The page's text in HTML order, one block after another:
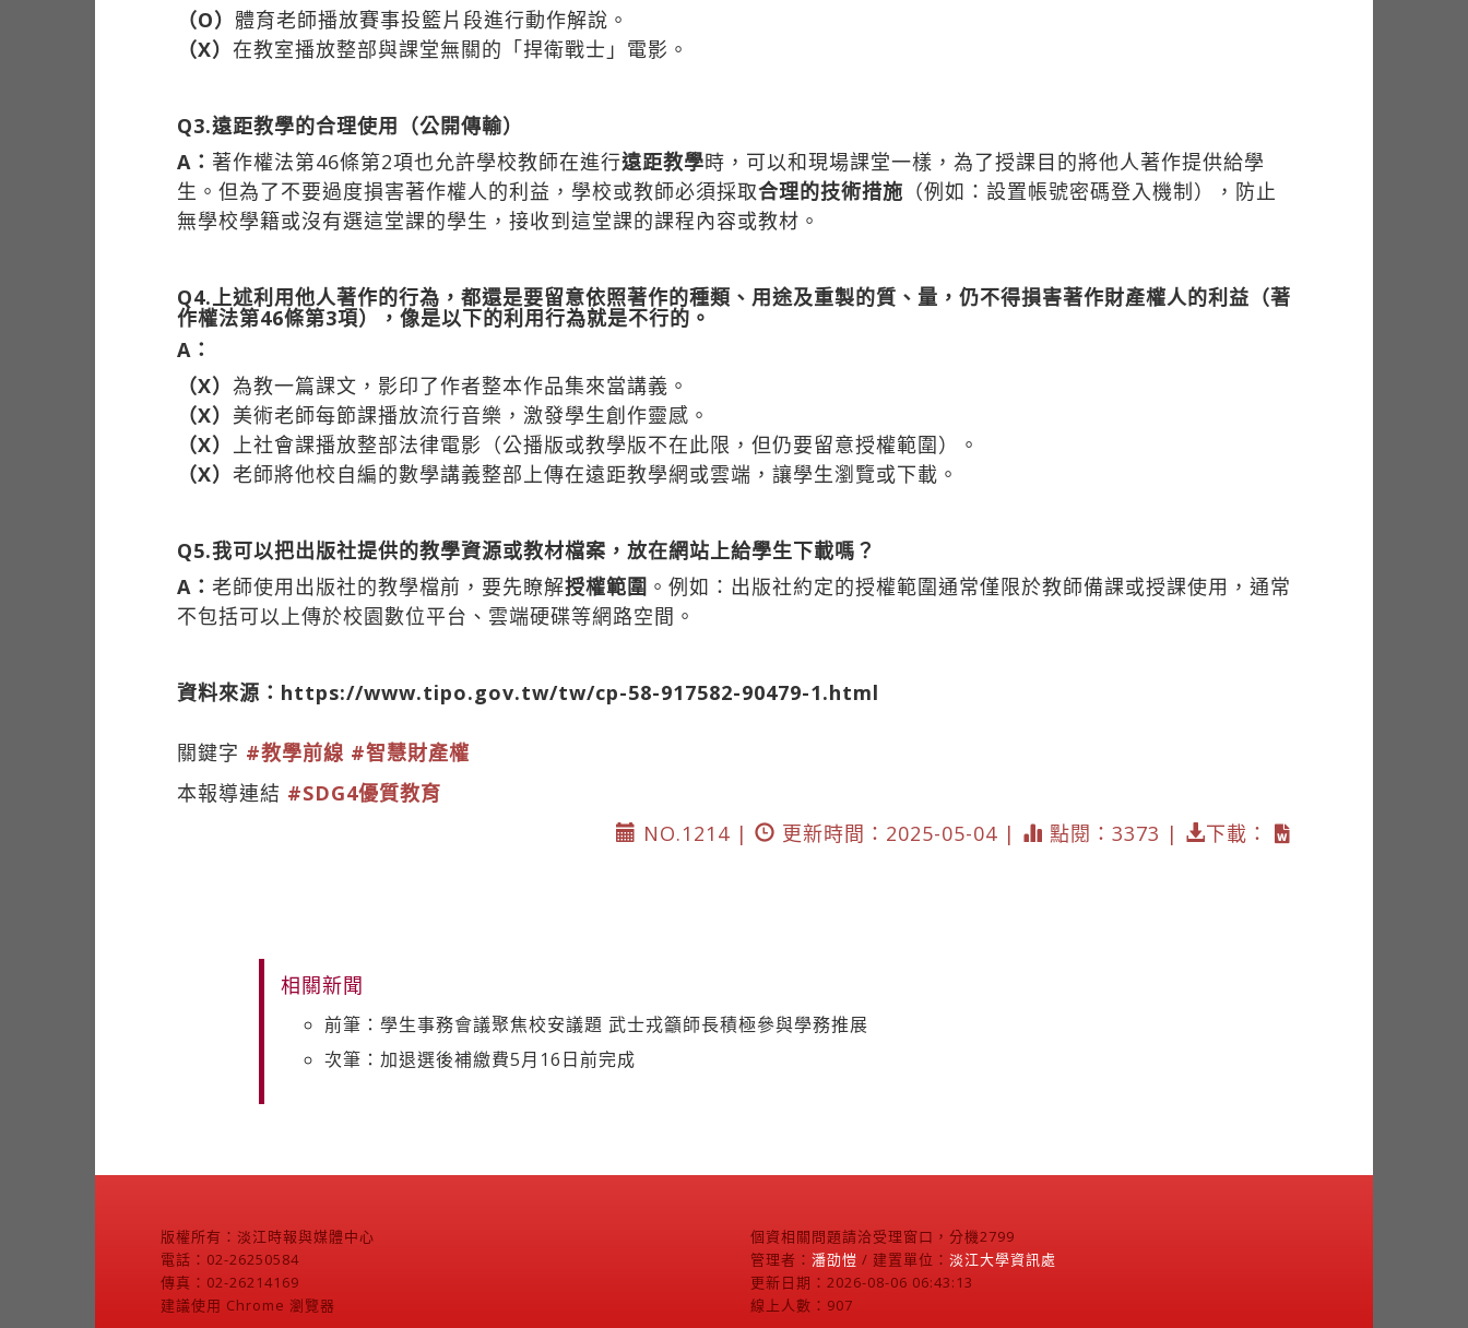
（O） 體育老師播放賽事投籃片段進行動作解說。
（X） 在教室播放整部與課堂無關的「捍衛戰士」電影。
Q3.遠距教學的合理使用（公開傳輸）
A： 著作權法第46條第2項也允許學校教師在進行遠距教學時，可以和現場課堂一樣，為了授課目的將他人著作提供給學
生。但為了不要過度損害著作權人的利益，學校或教師必須採取合理的技術措施 （例如：設置帳號密碼登入機制），防止
無學校學籍或沒有選這堂課的學生，接收到這堂課的課程內容或教材。
Q4.上述利用他人著作的行為，都還是要留意依照著作的種類、用途及重製的質、量，仍不得損害著作財產權人的利益（著
作權法第46條第3項），像是以下的利用行為就是不行的。
A：
（X） 為教一篇課文，影印了作者整本作品集來當講義。
（X） 美術老師每節課播放流行音樂，激發學生創作靈感。
（X）
上社會課播放整部法律電影（公播版或教學版不在此限，但仍要留意授權範圍）。
（X） 老師將他校自編的數學講義整部上傳在遠距教學網或雲端，讓學生瀏覽或下載。
Q5.我可以把出版社提供的教學資源或教材檔案，放在網站上給學生下載嗎？
A： 老師使用出版社的教學檔前，要先瞭解授權範圍 。例如：出版社約定的授權範圍通常僅限於教師備課或授課使用，通常
不包括可以上傳於校園數位平台、雲端硬碟等網路空間。
資料來源：https://www.tipo.gov.tw/tw/cp-58-917582-90479-1.html
關鍵字 #教學前線 #智慧財產權
本報導連結 #SDG4優質教育
NO.1214 |
更新時間：2025-05-04 | 點閱：3373 | 下載：
相關新聞
前筆：學生事務會議聚焦校安議題 武士戎籲師長積極參與學務推展
次筆：加退選後補繳費5月16日前完成
版權所有：淡江時報與媒體中心
電話：02-26250584
傳真：02-26214169
建議使用 Chrome 瀏覽器
個資相關問題請洽受理窗口，分機2799
管理者： 潘劭愷 / 建置單位： 淡江大學資訊處
更新日期：2026-08-06 06:43:13
線上人數：907